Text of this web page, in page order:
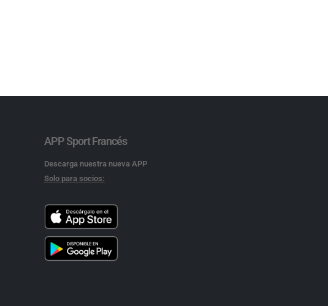
APP Sport Francés
Descarga nuestra nueva APP
Solo para socios: